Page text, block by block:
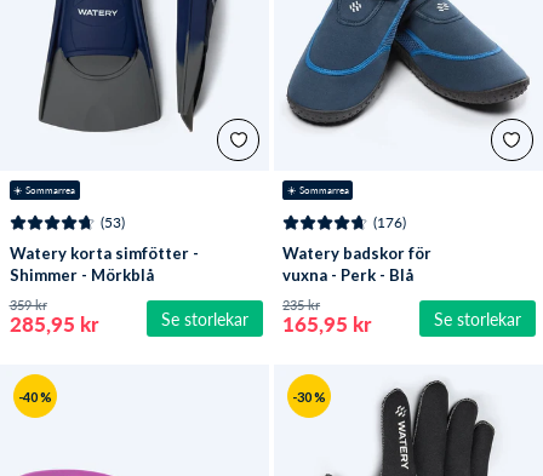
☀️ Sommarrea
Se storlekar
(53)
Watery korta simfötter -
Shimmer - Mörkblå
285,95 kr
359 kr
☀️ Sommarrea
Se storlekar
(176)
Watery badskor för
vuxna - Perk - Blå
165,95 kr
235 kr
-40 % -30 %